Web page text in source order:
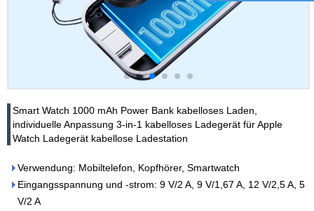
Smart Watch 1000 mAh Power Bank kabelloses Laden,
individuelle Anpassung 3-in-1 kabelloses Ladegerät für Apple
Watch Ladegerät kabellose Ladestation
Verwendung: Mobiltelefon, Kopfhörer, Smartwatch
Eingangsspannung und -strom: 9 V/2 A, 9 V/1,67 A, 12 V/2,5 A, 5
V/2 A